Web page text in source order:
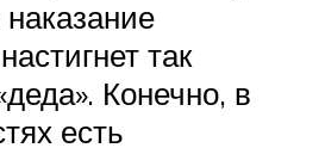
наказание
так
Конечно, в
есть